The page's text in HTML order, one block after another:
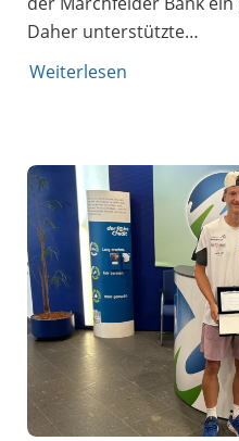
Daher unterstützte…
Weiterlesen